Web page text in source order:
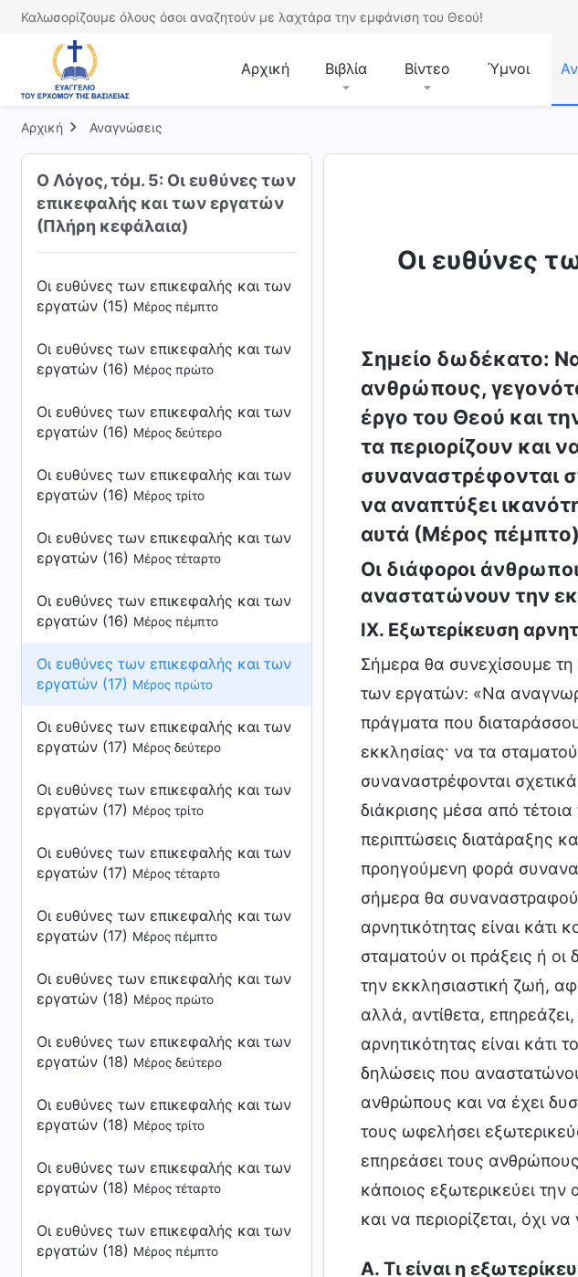
Καλωσορίζουμε όλους όσοι αναζητούν με λαχτάρα την εμφάνιση του Θεού!
Αρχική Βιβλία Βίντεο Ύμνοι
Αρχική Αναγνώσεις
Ο Λόγος, τόμ. 5: Οι ευθύνες των
επικεφαλής και των εργατών
(Πλήρη κεφάλαια)
εργατών (15)
Οι ευθύνες των επικεφαλής και των
Οι ευθύνες των επικεφαλής και των
εργατών (15)Μέρος τρίτο
Οι ευθύνες των επικεφαλής και των
Οι ευθύνες των επικεφαλής και των
εργατών (15) Μέρος πέμπτο
Οι ευθύνες των επικεφαλής και των
εργατών (16) Μέρος πρώτο
Οι ευθύνες των επικεφαλής και των
εργατών (16) Μέρος δεύτερο
Οι ευθύνες των επικεφαλής και των
εργατών (16) Μέρος τρίτο
Οι ευθύνες των επικεφαλής και των
εργατών (16) Μέρος τέταρτο
Οι ευθύνες των επικεφαλής και των
εργατών (16) Μέρος πέμπτο
Οι ευθύνες των επικεφαλής και των
εργατών (17) Μέρος πρώτο
Οι ευθύνες των επικεφαλής και των
εργατών (17) Μέρος δεύτερο
Οι ευθύνες των επικεφαλής και των
εργατών (17) Μέρος τρίτο
Οι ευθύνες των επικεφαλής και των
εργατών (17) Μέρος τέταρτο
Οι ευθύνες των επικεφαλής και των
εργατών (17) Μέρος πέμπτο
Οι ευθύνες των επικεφαλής και των
εργατών (18) Μέρος πρώτο
Οι ευθύνες των επικεφαλής και των
εργατών (18) Μέρος δεύτερο
Οι ευθύνες των επικεφαλής και των
εργατών (18) Μέρος τρίτο
Οι ευθύνες των επικεφαλής και των
εργατών (18) Μέρος τέταρτο
Οι ευθύνες των επικεφαλής και των
εργατών (18) Μέρος πέμπτο
Οι ευθύνες
Σημείο δωδέκατο:
ανθρώπους,
έργο του Θεού και
τα περιορίζουν και
συναναστρέφονται
να αναπτύξει
αυτά (Μέρος πέμπτο)
Οι διάφοροι
αναστατώνουν την
IX. Εξωτερίκευση
Σήμερα θα συνεχίσουμε
των εργατών: «Να
πράγματα που
εκκλησίας· να τα
συναναστρέφονται
διάκρισης μέσα από
περιπτώσεις διατάραξης
προηγούμενη φορά
σήμερα θα
αρνητικότητας είναι κάτι
σταματούν οι πράξεις ή
την εκκλησιαστική ζωή,
αλλά, αντίθετα,
αρνητικότητας είναι κάτι
δηλώσεις που
ανθρώπους και να έχει
τους ωφελήσει
επηρεάσει τους
κάποιος εξωτερικεύει την
και να περιορίζεται, όχι
Α. Τι είναι η